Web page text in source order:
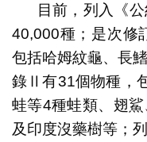
目前，列入《
40,000種；是次修
包括哈姆紋龜、長
錄Ⅱ有31個物種，
蛙等4種蛙類、翅
及印度沒藥樹等；